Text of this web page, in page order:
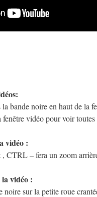
bande noire en haut de la
fenêtre vidéo pour voir
vidéo :
CTRL – fera un zoom
vidéo :
noire sur la petite roue